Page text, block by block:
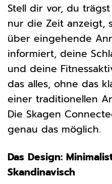
Stell dir vor, du
nur die Zeit anzeigt,
über eingehende
informiert, deine
und deine
das alles, ohne das
einer traditionellen
Die Skagen
genau das möglich.
Das Design:
Skandinavisch